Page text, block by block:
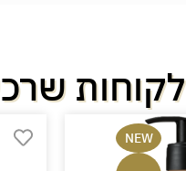
לקוחות
NEW